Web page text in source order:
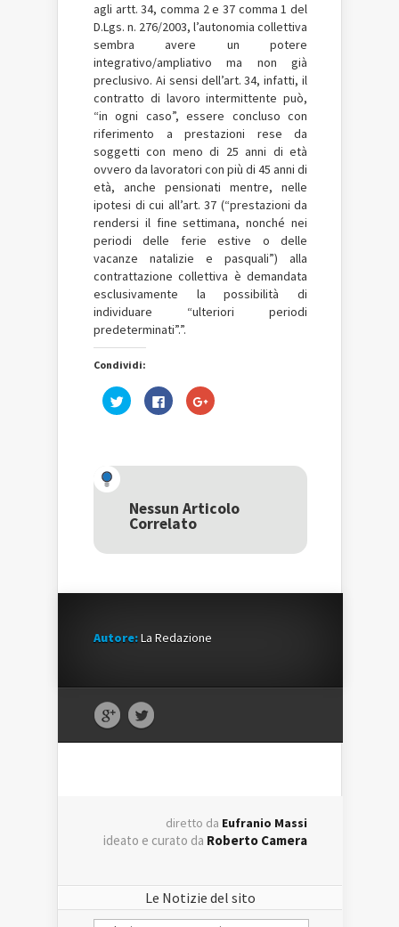
agli artt. 34, comma 2 e 37 comma 1 del
D.Lgs. n. 276/2003, l’autonomia collettiva
sembra avere un potere
integrativo/ampliativo ma non già
preclusivo. Ai sensi dell’art. 34, infatti, il
contratto di lavoro intermittente può,
“in ogni caso”, essere concluso con
riferimento a prestazioni rese da
soggetti con meno di 25 anni di età
ovvero da lavoratori con più di 45 anni di
età, anche pensionati mentre, nelle
ipotesi di cui all’art. 37 (“prestazioni da
rendersi il fine settimana, nonché nei
periodi delle ferie estive o delle
vacanze natalizie e pasquali”) alla
contrattazione collettiva è demandata
esclusivamente la possibilità di
individuare “ulteriori periodi
predeterminati”.”.
Condividi:
Fai
clic
una
nuova
finestra)
Fai
clic
nuova
finestra)
Fai
clic
una
nuova
Nessun Articolo
Correlato
Autore:La Redazione
diretto da Eufranio Massi
ideato e curato da Roberto Camera
Le Notizie del sito